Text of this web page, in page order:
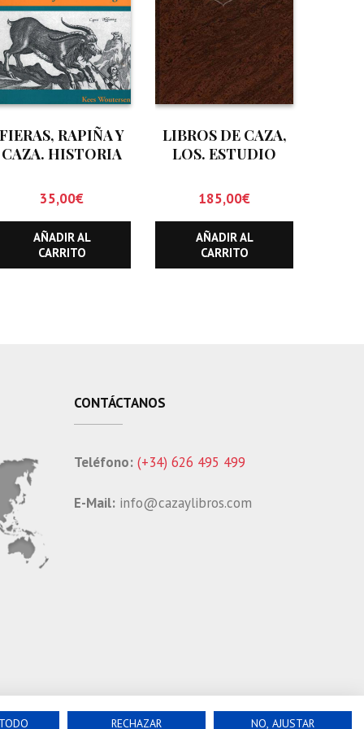
FIERAS, RAPIÑA Y
CAZA. HISTORIA
ARAGON
35,00€
AÑADIR AL
CARRITO
LIBROS DE CAZA,
LOS. ESTUDIO
CINEGETICO
(HASTA
DICIEMBRE DE
1.999)
185,00€
AÑADIR AL
CARRITO
CONTÁCTANOS
Teléfono: (+34) 626 495 499
E-Mail: info@cazaylibros.com
RECHAZAR NO, AJUSTAR